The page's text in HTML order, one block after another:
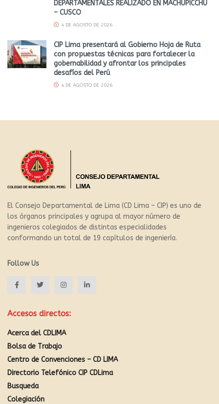
DEPARTAMENTALES REALIZADO EN MACHUPICCHU
– CUSCO
4 DE AGOSTO DE 2026
CIP Lima presentará al Gobierno Hoja de Ruta
con propuestas técnicas para fortalecer la
gobernabilidad y afrontar los principales
desafíos del Perú
4 DE AGOSTO DE 2026
El Consejo Departamental de Lima (CD Lima – CIP) es uno de
los órganos principales y agrupa al mayor número de
ingenieros colegiados de distintas especialidades
conformando un total de 19 capítulos de ingeniería.
Follow Us
Accesos directos:
Acerca del CDLIMA
Bolsa de Trabajo
Centro de Convenciones – CD LIMA
Directorio Telefónico CIP CDLima
Busqueda
Colegiación